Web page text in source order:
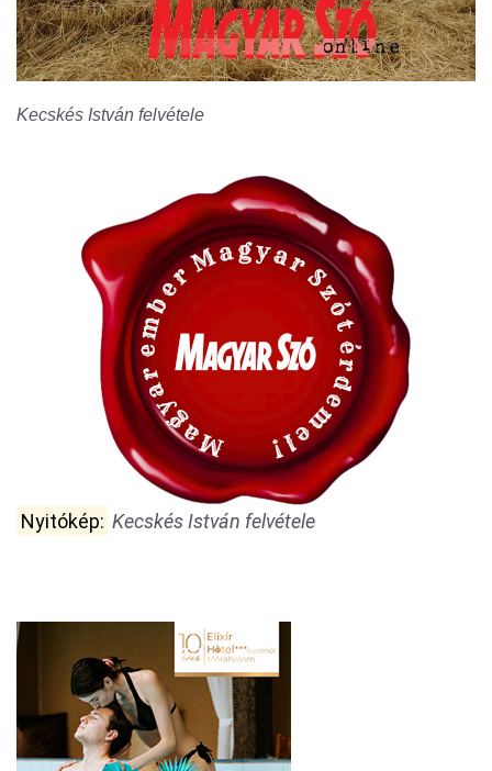
Kecskés István felvétele
Nyitókép: Kecskés István felvétele